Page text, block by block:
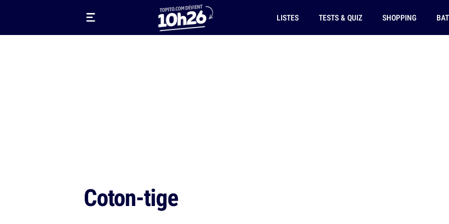
LISTES TESTS & QUIZ SHOPPING
Coton-tige